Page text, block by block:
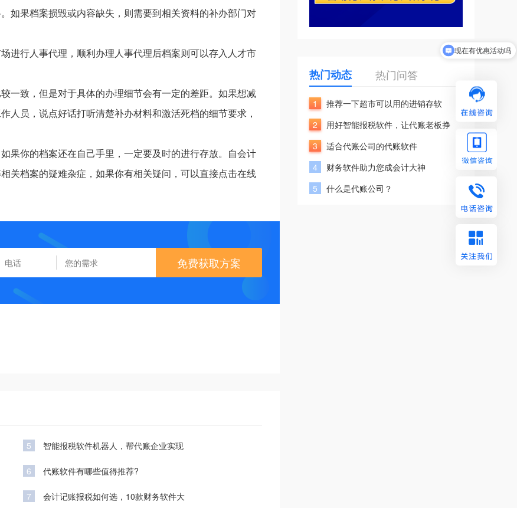
如果档案损毁或内容缺失，则需要到相关资料的补办部门对
进行人事代理，顺利办理人事代理后档案则可以存入人才市
一致，但是对于具体的办理细节会有一定的差距。如果想减
人员，说点好话打听清楚补办材料和激活死档的细节要求，
果你的档案还在自己手里，一定要及时的进行存放。自会计
关档案的疑难杂症，如果你有相关疑问，可以直接点击在线
免费获取方案
5 智能报税软件机器人，帮代账企业实现
6 代账软件有哪些值得推荐?
7 会计记账报税如何选，10款财务软件大
热门动态 热门问答
1
推荐一下超市可以用的进销存软
2
用好智能报税软件，让代账老板挣
3
适合代账公司的代账软件
4
财务软件助力您成会计大神
5
什么是代账公司？
现在有优惠活动吗